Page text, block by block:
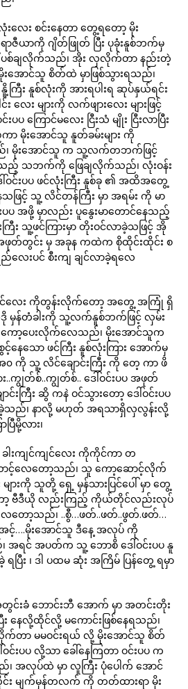
းလေး စင်းနေတာ တွေ့ရတော့ မိုး
ာဇီယာကို ဂျိတ်ဖြုတ် ပြီး ပုခုံးနူစ်ဘက်မှ
ေါ် ပစ်ချလိုက်သည်၊ အိုး လှလိုက်တာ နည်းတဲ့
အောင်သူ စိတ်ထဲ မှာဖြစ်သွားရသည်၊
နူစ်လုံးကို အားရပါးရ ဆုပ်နှယ်ရင်း
လေး များကို လက်ဖျားလေး များဖြင့်
ပ ကြောင်မလေး ငြီးသံ မျိုး ငြီးလာပြီး
မိုးအောင်သူ နူတ်ခမ်းများ ကို
ည်၊ မိုးအောင်သူ က သူ့လက်တဘက်ဖြင့်
းသည့် သဘက်ကို ဖြေချလိုက်သည်၊ လုံးဝန်း
ဝင်းပပ ဖင်လုံးကြီး နူစ်ခု ၏ အထိအတွေ့
ြင့် သူ့ လိင်တန်ကြီး မှာ အရမ်း ကို မာ
ပပ အဖို့ မှာလည်း ပူနွေးမာတောင်နေသည့်
ြီး သူ့ဖင်ကြားမှာ တိုးဝင်လာခဲ့သဖြင့် အို
အဖုတ်တွင်း မှ အခုန ကထဲက စိုထိုင်းထိုင်း စ
လေးပင် စီးကျ ချင်လာခဲ့ရလေ
င်လေး ကိုတွန်းလိုက်တော့ အတွေ့ အကြုံ ရှိ
မှန်တံခါးကို သူ့လက်နူစ်ဘက်ဖြင့် လှမ်း
ကော့ပေးလိုက်လေသည်၊ မိုးအောင်သူက
နေသော ဖင်ကြီး နူစ်လုံးကြား အောက်မှ
၀ ကို သူ့ လိင်ချောင်းကြီး ကို တေ့ ကာ ဖိ
ျွတ်စ်..ကျွတ်စ်.. ဒေါ်ဝင်းပပ အဖုတ်
င်းကြီး ဆွိ ကနဲ ဝင်သွားတော့ ဒေါ်ဝင်းပပ
သည်၊ နာလို့ မဟုတ် အရသာရှိလှလွန်းလို့
ြီမို့လား၊
ခါးကျင်ကျင်လေး ကိုကိုင်ကာ တ
ဆောင့်လေတော့သည်၊ သူ ကော့ဆောင့်လိုက်
များကို သူတို့ ရှေ့ မှန်သားပြင်ပေါ် မှာ တွေ့
ာ့ ဗီဒီယို လည်းကြည့် ကိုယ်တိုင်လည်းလုပ်
တော့သည်၊ ..စွီ…ဖတ်..ဖတ်..ဖွတ်.ဖတ်…
င့်….မိုးအောင်သူ ဒီနေ့ အလုပ် ကို
အရင် အပတ်က သူ့ ဘောစိ ဒေါ်ဝင်းပပ နူ
ြီး ၊ ဒါ ပထမ ဆုံး အကြိမ် ပြန်တွေ့ ရမှာ
းခံ ဘောင်းဘီ အောက် မှာ အတင်းတိုး
း နေလို့ထိုင်လို့ မကောင်းဖြစ်နေရသည်၊
လိုက်တာ မမဝင်းရယ် လို့ မိုးအောင်သူ စိတ်
းပပ လို့သာ ခေါ်နေကြတာ ဝင်းပပ က
အလုပ်ထဲ မှာ လူကြီး ပုံပေါက် အောင်
း မျက်မှန်တလက် ကို တတ်ထားရာ မိုး